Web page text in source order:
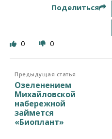
Поделиться
0 0
Предыдущая статья
Озеленением
Михайловской
набережной
займется
«Биоплант»